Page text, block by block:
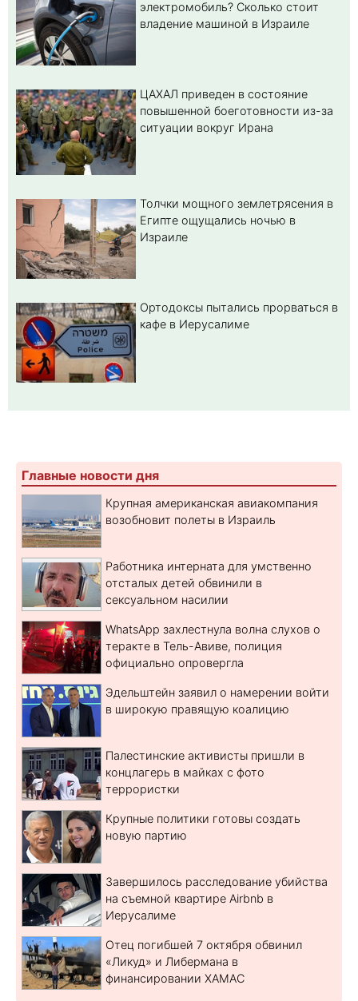
электромобиль? Cколько стоит
владение машиной в Израиле
ЦАХАЛ приведен в состояние
повышенной боеготовности из-за
ситуации вокруг Ирана
Толчки мощного землетрясения в
Египте ощущались ночью в
Израиле
Ортодоксы пытались прорваться в
кафе в Иерусалиме
Главные новости дня
Крупная американская авиакомпания
возобновит полеты в Израиль
Работника интерната для умственно
отсталых детей обвинили в
сексуальном насилии
WhatsApp захлестнула волна слухов о
теракте в Тель-Авиве, полиция
официально опровергла
Эдельштейн заявил о намерении войти
в широкую правящую коалицию
Палестинские активисты пришли в
концлагерь в майках с фото
террористки
Крупные политики готовы создать
новую партию
Завершилось расследование убийства
на съемной квартире Airbnb в
Иерусалиме
Отец погибшей 7 октября обвинил
«Ликуд» и Либермана в
финансировании ХАМАС